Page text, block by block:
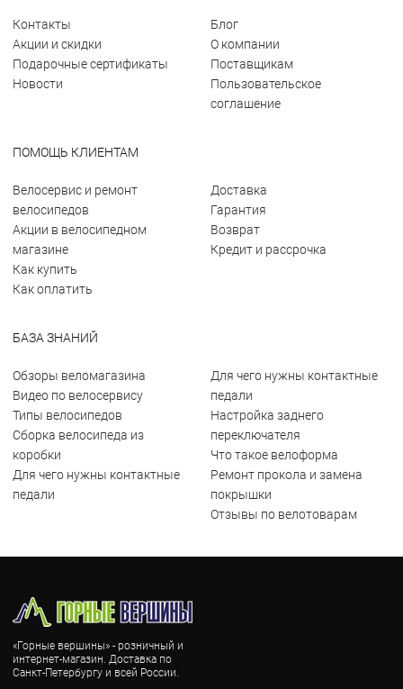
Контакты
Акции и скидки
Подарочные сертификаты
Новости
Блог
О компании
Поставщикам
Пользовательское
соглашение
ПОМОЩЬ КЛИЕНТАМ
Велосервис и ремонт
велосипедов
Акции в велосипедном
магазине
Как купить
Как оплатить
Доставка
Гарантия
Возврат
Кредит и рассрочка
БАЗА ЗНАНИЙ
Обзоры веломагазина
Видео по велосервису
Типы велосипедов
Сборка велосипеда из
коробки
Для чего нужны контактные
педали
Для чего нужны контактные
педали
Настройка заднего
переключателя
Что такое велоформа
Ремонт прокола и замена
покрышки
Отзывы по велотоварам
«Горные вершины» - розничный и
интернет-магазин. Доставка по
Санкт-Петербургу и всей России.